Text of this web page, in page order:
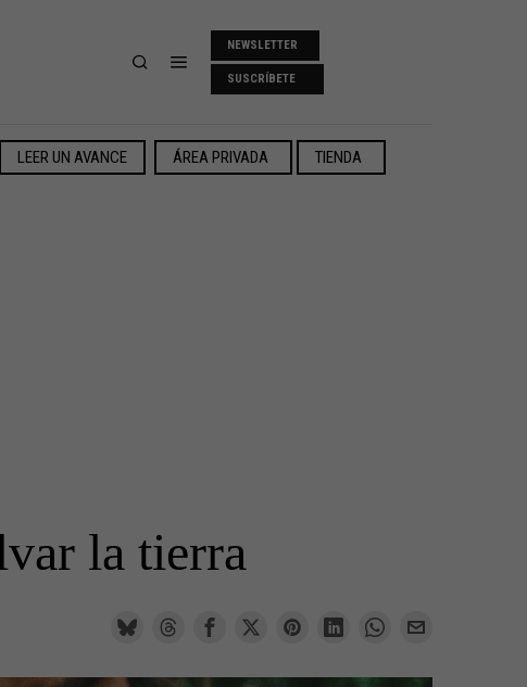
NEWSLETTER
SUSCRÍBETE
LEER UN AVANCE ÁREA PRIVADA TIENDA
la tierra